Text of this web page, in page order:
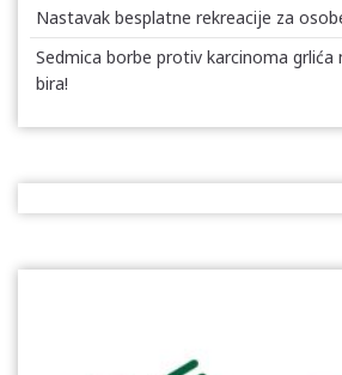
Nastavak besplatne rekreacije za
Sedmica borbe protiv karcinoma grlića
bira!